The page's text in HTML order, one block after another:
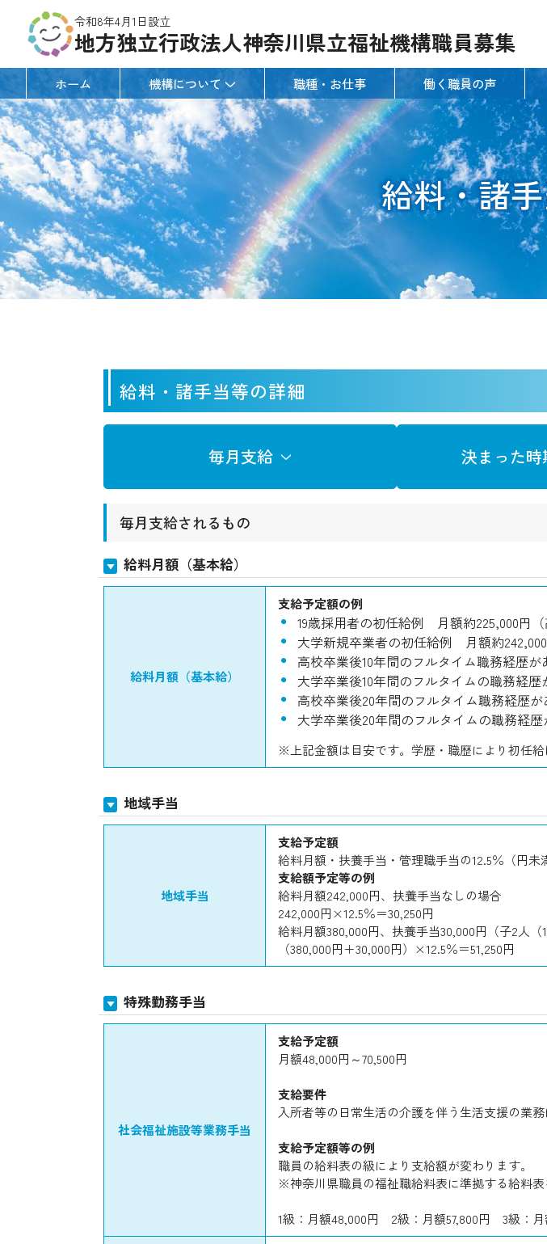
令和8年4月1日設立
地方独立行政法人神奈川県立福祉機構職員募集
ホーム 機構について 職種・お仕事 働く職員の声
給料・諸
給料・諸手当等の詳細
毎月支給 決まった
毎月支給されるもの
給料月額（基本給）
給料月額（基本給）
支給予定額の例
19歳採用者の初任給例 月額約225,000円
大学新規卒業者の初任給例 月額約
高校卒業後10年間のフルタイム職務経歴
大学卒業後10年間のフルタイムの職務経
高校卒業後20年間のフルタイム職務経歴
大学卒業後20年間のフルタイムの職務経
※上記金額は目安です。学歴・職歴により初任給
地域手当
地域手当
支給予定額
給料月額・扶養手当・管理職手当の12.5％（円未
支給額予定等の例
給料月額242,000円、扶養手当なしの場合
242,000円×12.5％＝30,250円
給料月額380,000円、扶養手当30,000円（子2人（
（380,000円＋30,000円）×12.5％＝51,250円
特殊勤務手当
社会福祉施設等業務手当
支給予定額
月額48,000円～70,500円
支給要件
入所者等の日常生活の介護を伴う生活支援の業
支給予定額等の例
職員の給料表の級により支給額が変わります。
※神奈川県職員の福祉職給料表に準拠する給料表
1級：月額48,000円 2級：月額57,800円 3級：